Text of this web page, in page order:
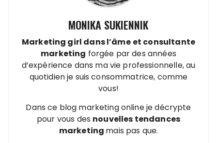
MONIKA SUKIENNIK
Marketing girl dans l’âme et consultante
marketing forgée par des années
d’expérience dans ma vie professionnelle, au
quotidien je suis consommatrice, comme
vous!
Dans ce blog marketing online je décrypte
pour vous des nouvelles tendances
marketing mais pas que.